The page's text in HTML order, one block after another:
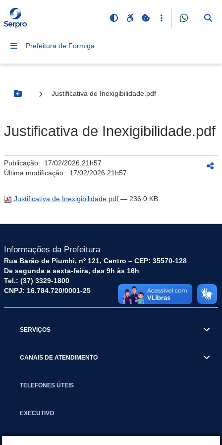
Prefeitura de Formiga
Botão Menu
Justificativa de Inexigibilidade.pdf
Justificativa de Inexigibilidade.pdf
Publicação: 17/02/2026 21h57
Última modificação: 17/02/2026 21h57
Justificativa de Inexigibilidade.pdf — 236.0 KB
Informações da Prefeitura
Rua Barão de Piumhi, nº 121, Centro – CEP: 35570-128
De segunda a sexta-feira, das 9h às 16h
Tel.: (37) 3329-1800
CNPJ: 16.784.720/0001-25
SERVIÇOS
CANAIS DE ATENDIMENTO
TELEFONES ÚTEIS
EXECUTIVO